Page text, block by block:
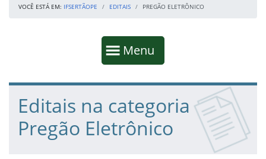
VOCÊ ESTÁ EM: IFSERTÃOPE EDITAIS PREGÃO ELETRÔNICO
Mostrar
Menu
Fim da navegação
Início do conteúdo
Editais na categoria
Pregão Eletrônico